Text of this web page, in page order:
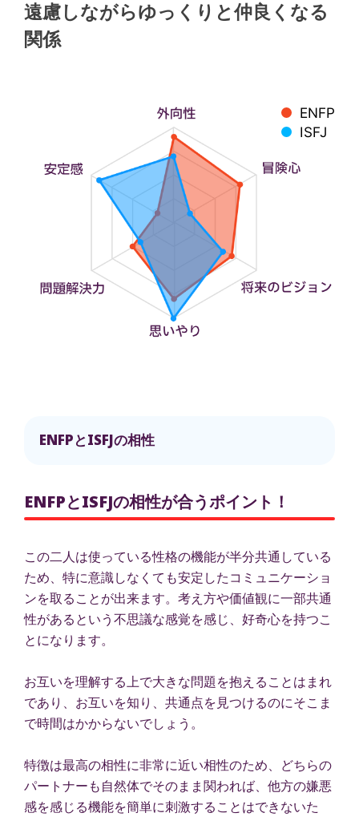
遠慮しながらゆっくりと仲良くなる
関係
ENFP
ISFJ
ENFPとISFJの相性
ENFPとISFJの相性が合うポイント！
この二人は使っている性格の機能が半分共通している
ため、特に意識しなくても安定したコミュニケーショ
ンを取ることが出来ます。考え方や価値観に一部共通
性があるという不思議な感覚を感じ、好奇心を持つこ
とになります。
お互いを理解する上で大きな問題を抱えることはまれ
であり、お互いを知り、共通点を見つけるのにそこま
で時間はかからないでしょう。
特徴は最高の相性に非常に近い相性のため、どちらの
パートナーも自然体でそのまま関われば、他方の嫌悪
感を感じる機能を簡単に刺激することはできないた